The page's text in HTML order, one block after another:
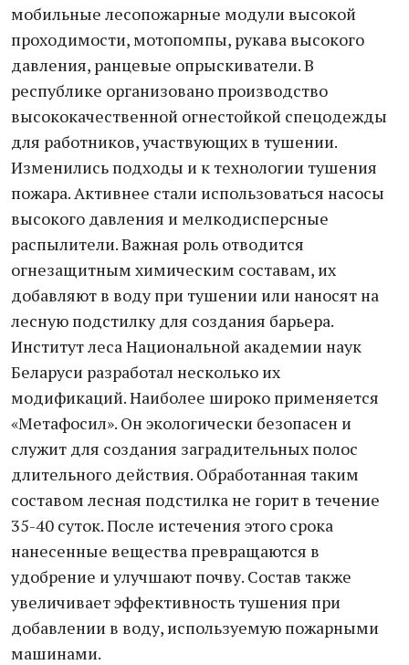
мобильные лесопожарные модули высокой
проходимости, мотопомпы, рукава высокого
давления, ранцевые опрыскиватели. В
республике организовано производство
высококачественной огнестойкой спецодежды
для работников, участвующих в тушении.
Изменились подходы и к технологии тушения
пожара. Активнее стали использоваться насосы
высокого давления и мелкодисперсные
распылители. Важная роль отводится
огнезащитным химическим составам, их
добавляют в воду при тушении или наносят на
лесную подстилку для создания барьера.
Институт леса Национальной академии наук
Беларуси разработал несколько их
модификаций. Наиболее широко применяется
«Метафосил». Он экологически безопасен и
служит для создания заградительных полос
длительного действия. Обработанная таким
составом лесная подстилка не горит в течение
35-40 суток. После истечения этого срока
нанесенные вещества превращаются в
удобрение и улучшают почву. Состав также
увеличивает эффективность тушения при
добавлении в воду, используемую пожарными
машинами.